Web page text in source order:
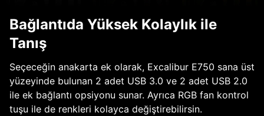
Bağlantıda Yüksek Kolaylık ile
Tanış
Seçeceğin anakarta ek olarak, Excalibur E750 sana üst
yüzeyinde bulunan 2 adet USB 3.0 ve 2 adet USB 2.0
ile ek bağlantı opsiyonu sunar. Ayrıca RGB fan kontrol
tuşu ile de renkleri kolayca değiştirebilirsin.